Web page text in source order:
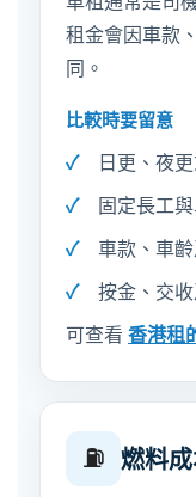
租金會因車款
同。
比較時要留意
日更、夜
固定長工
車款、車
按金、交
可查看 香港租
⛽ 燃料